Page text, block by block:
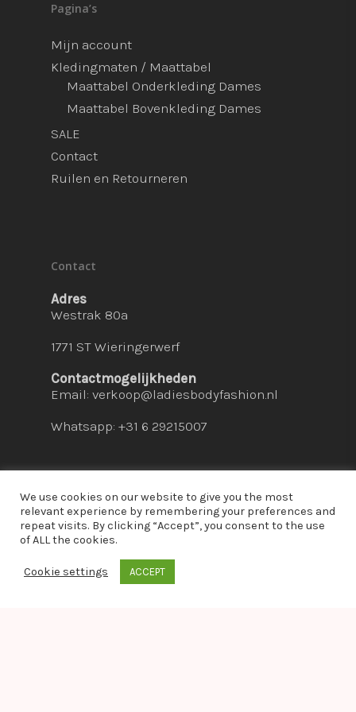
Pagina’s
Mijn account
Kledingmaten / Maattabel
Maattabel Onderkleding Dames
Maattabel Bovenkleding Dames
SALE
Contact
Ruilen en Retourneren
Contact
Adres
Westrak 80a
1771 ST Wieringerwerf
Contactmogelijkheden
Email: verkoop@ladiesbodyfashion.nl
Whatsapp: +31 6 29215007
© 2026 Ladies Bodyfashion. hosted by:
We use cookies on our website to give you the most
relevant experience by remembering your preferences and
repeat visits. By clicking “Accept”, you consent to the use
of ALL the cookies.
Cookie settings ACCEPT